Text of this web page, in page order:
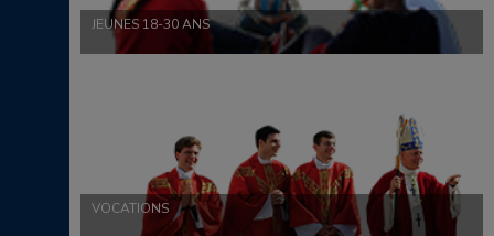
JEUNES 18-30 ANS
VOCATIONS